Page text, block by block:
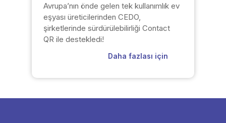
Avrupa’nın önde gelen tek kullanımlık ev
eşyası üreticilerinden CEDO,
şirketlerinde sürdürülebilirliği Contact
QR ile destekledi!
Daha fazlası için